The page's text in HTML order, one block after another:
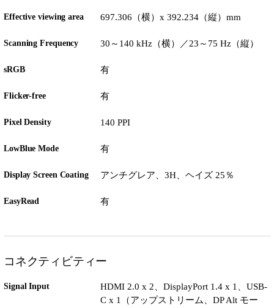
Effective viewing area 697.306（横）x 392.234（縦）mm
Scanning Frequency 30～140 kHz（横）／23～75 Hz（縦）
sRGB 有
Flicker-free 有
Pixel Density 140 PPI
LowBlue Mode 有
Display Screen Coating アンチグレア、3H、ヘイズ 25％
EasyRead 有
コネクティビティー
Signal Input
HDMI 2.0 x 2、DisplayPort 1.4 x 1、USB-
C x 1（アップストリーム、DP Alt モー